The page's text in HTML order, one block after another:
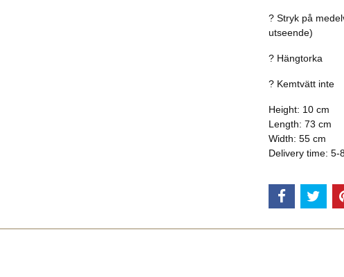
? Stryk på
utseende)
? Hängtorka
? Kemtvätt inte
Height: 10 cm
Length: 73 cm
Width: 55 cm
Delivery time: 5-